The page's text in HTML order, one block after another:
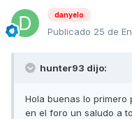
danyelo
Publicado 25 de
hunter93 dijo:
Hola buenas lo primero
en el foro un saludo a